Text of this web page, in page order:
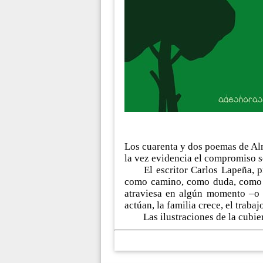
Los cuarenta y dos poemas de
la vez evidencia el compromiso
El escritor Carlos Lapeña,
como camino, como duda,
atraviesa en algún momento
actúan, la familia crece, el
Las ilustraciones de la